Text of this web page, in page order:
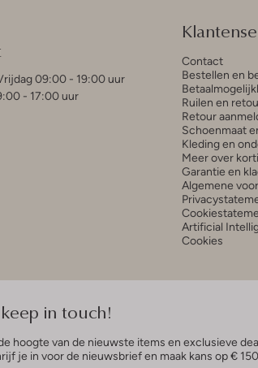
09:00 - 19:00 uur
- 17:00 uur
Contact
Bestellen en
Ruilen en
Retour
Schoenmaat
Kleding en
Meer over
Garantie en
Algemene
Artificial
Cookies
in touch!
hoogte van de nieuwste items en exclusieve
je in voor de nieuwsbrief en maak kans op €